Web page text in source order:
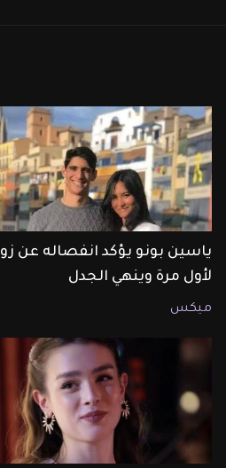
ياسين بونو يؤكد انفصاله عن
لأول مرة وينهي الجدل
ميكس